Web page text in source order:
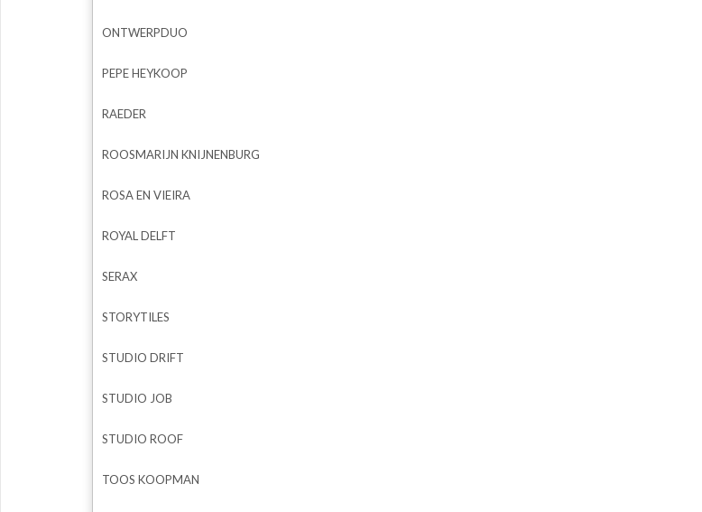
ONTWERPDUO
PEPE HEYKOOP
RAEDER
ROOSMARIJN KNIJNENBURG
ROSA EN VIEIRA
ROYAL DELFT
SERAX
STORYTILES
STUDIO DRIFT
STUDIO JOB
STUDIO ROOF
TOOS KOOPMAN